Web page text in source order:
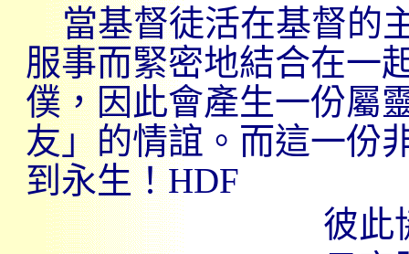
當基督徒活在基督的
服事而緊密地結合在一
僕，因此會產生一份屬
友」的情誼。而這一份
到永生！HDF
彼此